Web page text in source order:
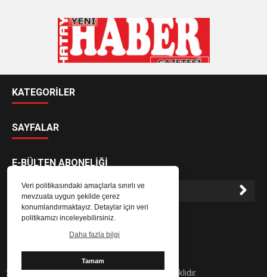
Veri politikasındaki amaçlarla sınırlı ve
mevzuata uygun şekilde çerez
konumlandırmaktayız. Detaylar için veri
politikamızı inceleyebilirsiniz.
Daha fazla bilgi
Tamam
KATEGORİLER
SAYFALAR
E-BÜLTEN ABONELİĞİ
E-Bülten aboneliği ile haberlere daha hızlı erişin.
2024 Hatay Yeni Haber Gazetesi - Her hakkı saklıdır.